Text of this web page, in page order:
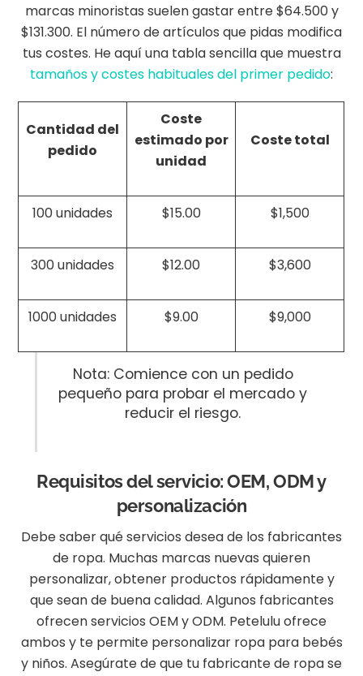
marcas minoristas suelen gastar entre $64.500 y
$131.300. El número de artículos que pidas modifica
tus costes. He aquí una tabla sencilla que muestra
tamaños y costes habituales del primer pedido:
Cantidad del
pedido
Coste
estimado por
unidad
Coste total
100 unidades $15.00 $1,500
300 unidades $12.00 $3,600
1000 unidades $9.00 $9,000
Nota: Comience con un pedido
pequeño para probar el mercado y
reducir el riesgo.
Requisitos del servicio: OEM, ODM y
personalización
Debe saber qué servicios desea de los fabricantes
de ropa. Muchas marcas nuevas quieren
personalizar, obtener productos rápidamente y
que sean de buena calidad. Algunos fabricantes
ofrecen servicios OEM y ODM. Petelulu ofrece
ambos y te permite personalizar ropa para bebés
y niños. Asegúrate de que tu fabricante de ropa se